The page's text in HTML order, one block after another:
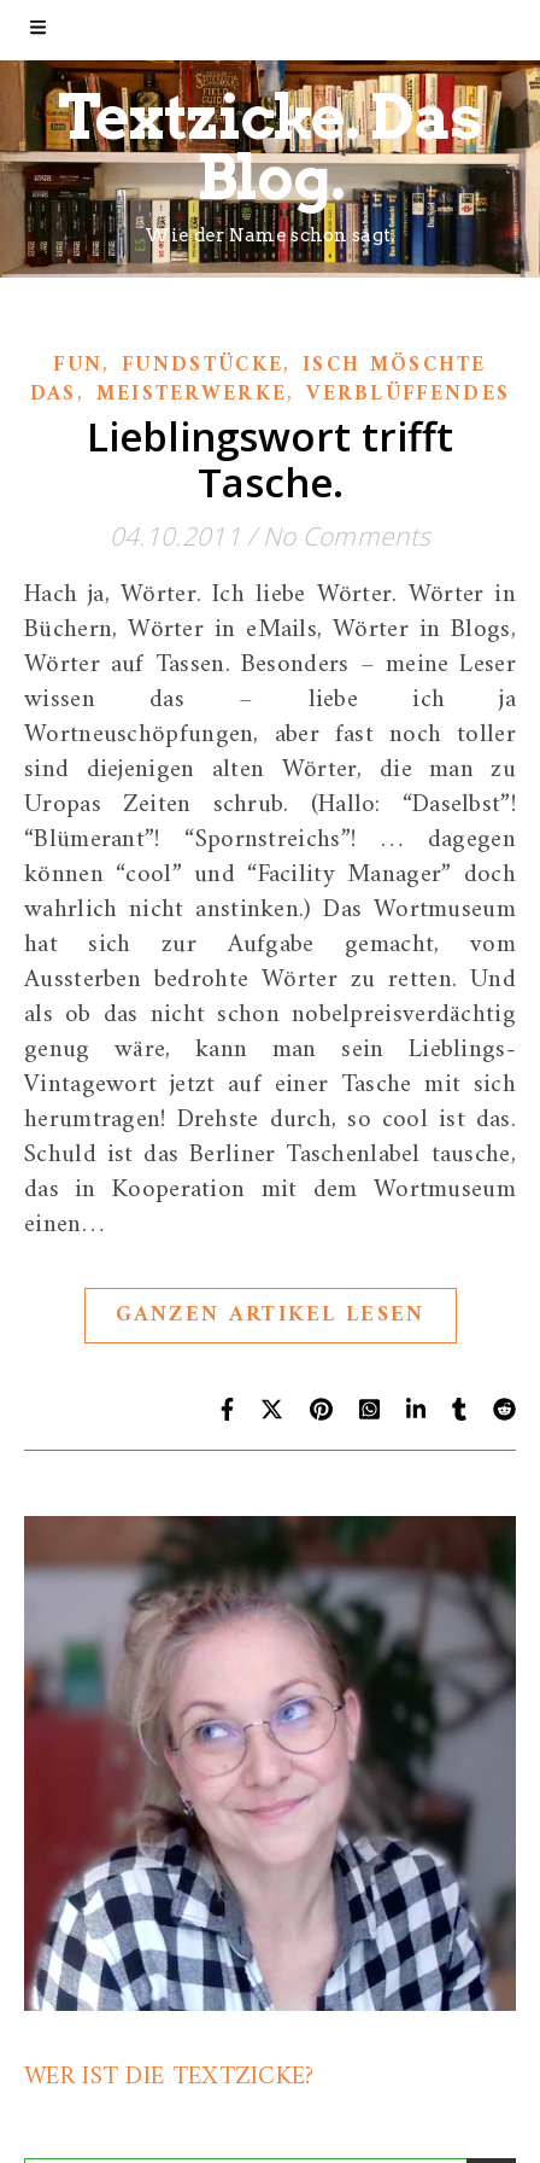
Textzicke. Das
Blog.
Wie der Name schon sagt.
FUN,FUNDSTÜCKE,ISCH MÖSCHTE
DAS, MEISTERWERKE,VERBLÜFFENDES
Lieblingswort trifft
Tasche.
04.10.2011 / No Comments
Hach ja, Wörter. Ich liebe Wörter. Wörter in
Büchern, Wörter in eMails, Wörter in Blogs,
Wörter auf Tassen. Besonders – meine Leser
wissen das – liebe ich ja
Wortneuschöpfungen, aber fast noch toller
sind diejenigen alten Wörter, die man zu
Uropas Zeiten schrub. (Hallo: “Daselbst”!
“Blümerant”! “Spornstreichs”! … dagegen
können “cool” und “Facility Manager” doch
wahrlich nicht anstinken.) Das Wortmuseum
hat sich zur Aufgabe gemacht, vom
Aussterben bedrohte Wörter zu retten. Und
als ob das nicht schon nobelpreisverdächtig
genug wäre, kann man sein Lieblings-
Vintagewort jetzt auf einer Tasche mit sich
herumtragen! Drehste durch, so cool ist das.
Schuld ist das Berliner Taschenlabel tausche,
das in Kooperation mit dem Wortmuseum
einen…
GANZEN ARTIKEL LESEN
WER IST DIE TEXTZICKE?